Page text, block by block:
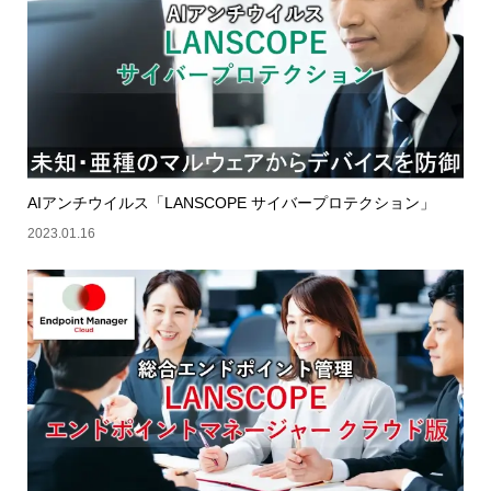
AIアンチウイルス「LANSCOPE サイバープロテクション」
2023.01.16